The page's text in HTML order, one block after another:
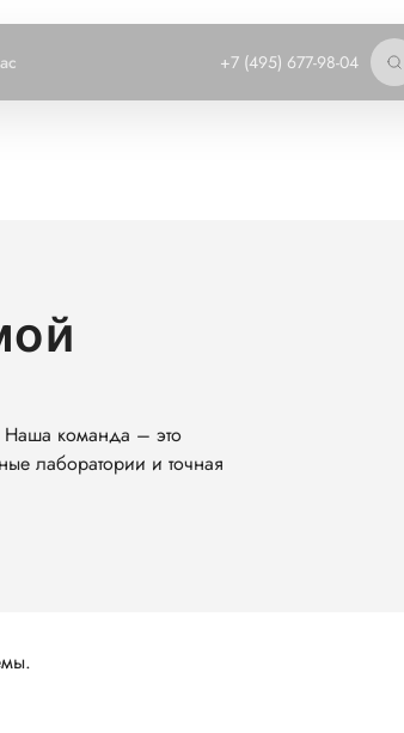
+7 (495) 677-98-04
Наша команда – это
лаборатории и точная